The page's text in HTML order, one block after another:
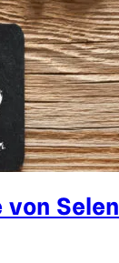
von Selen